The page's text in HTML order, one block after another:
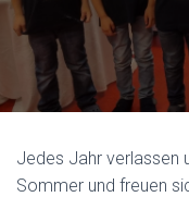
Jedes Jahr verlassen
Sommer und freuen